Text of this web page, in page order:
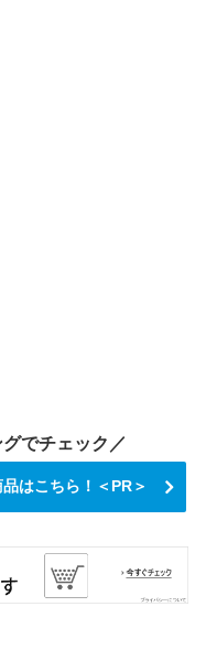
でチェック／
はこちら！＜PR＞